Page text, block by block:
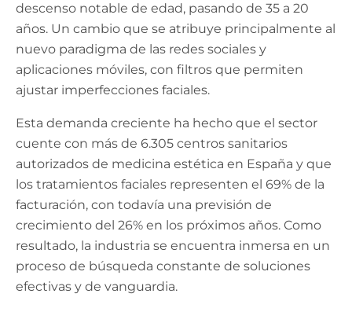
descenso notable de edad, pasando de 35 a 20
años. Un cambio que se atribuye principalmente al
nuevo paradigma de las redes sociales y
aplicaciones móviles, con filtros que permiten
ajustar imperfecciones faciales.
Esta demanda creciente ha hecho que el sector
cuente con más de 6.305 centros sanitarios
autorizados de medicina estética en España y que
los tratamientos faciales representen el 69% de la
facturación, con todavía una previsión de
crecimiento del 26% en los próximos años. Como
resultado, la industria se encuentra inmersa en un
proceso de búsqueda constante de soluciones
efectivas y de vanguardia.